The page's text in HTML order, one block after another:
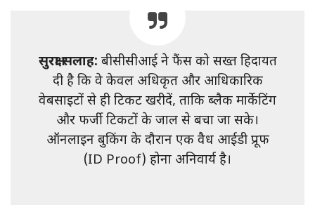
सुरक्षा सलाह: बीसीसीआई ने फैंस को सख्त हिदायत
दी है कि वे केवल अधिकृत और आधिकारिक
वेबसाइटों से ही टिकट खरीदें, ताकि ब्लैक मार्केटिंग
और फर्जी टिकटों के जाल से बचा जा सके।
ऑनलाइन बुकिंग के दौरान एक वैध आईडी प्रूफ
(ID Proof) होना अनिवार्य है।